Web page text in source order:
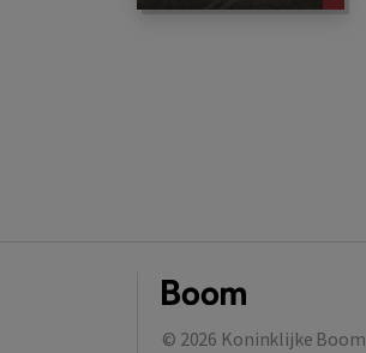
© 2026 Koninklijke Boom